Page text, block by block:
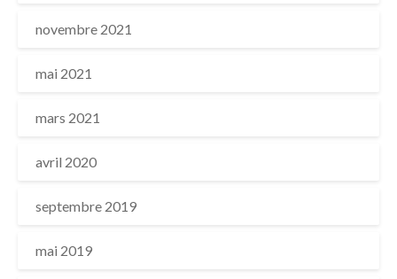
novembre 2021
mai 2021
mars 2021
avril 2020
septembre 2019
mai 2019